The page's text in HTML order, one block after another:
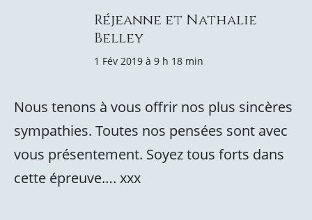
Réjeanne et Nathalie
Belley
1 Fév 2019 à 9 h 18 min
Nous tenons à vous offrir nos plus sincères
sympathies. Toutes nos pensées sont avec
vous présentement. Soyez tous forts dans
cette épreuve…. xxx